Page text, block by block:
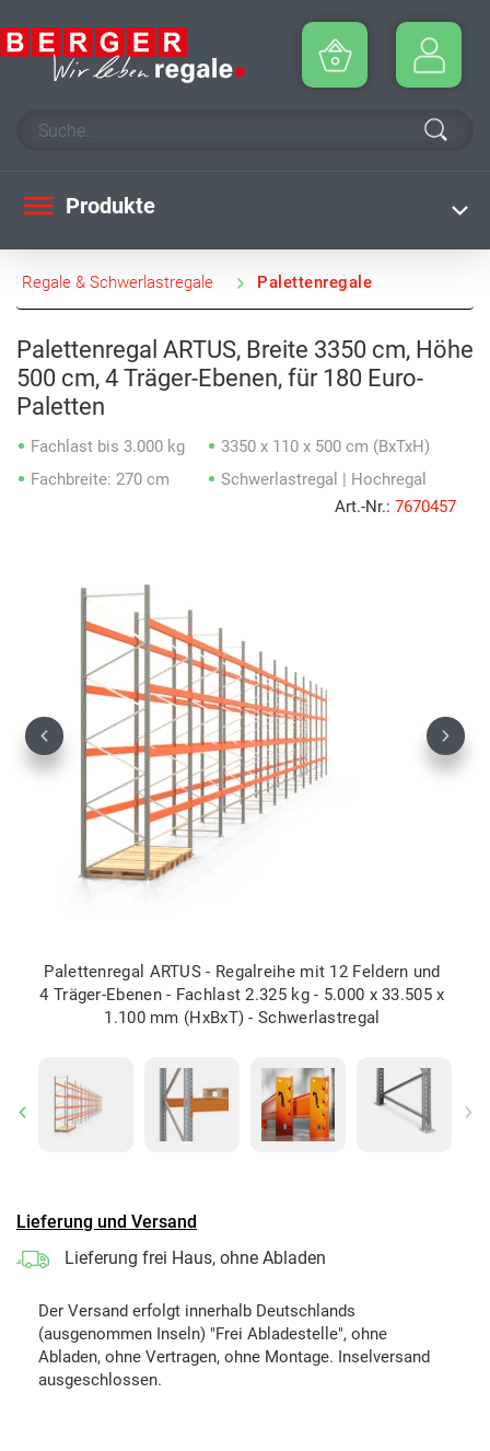
Produkte
Regale & Schwerlastregale Palettenregale
Palettenregal ARTUS, Breite 3350 cm, Höhe
500 cm, 4 Träger-Ebenen, für 180 Euro-
Paletten
Fachlast bis 3.000 kg
Fachbreite: 270 cm
3350 x 110 x 500 cm (BxTxH)
Schwerlastregal | Hochregal
Art.-Nr.: 7670457
Palettenregal ARTUS - Regalreihe mit 12 Feldern und
4 Träger-Ebenen - Fachlast 2.325 kg - 5.000 x 33.505 x
1.100 mm (HxBxT) - Schwerlastregal
Previous Next
Previous
Lieferung und Versand
Lieferung frei Haus, ohne Abladen
Der Versand erfolgt innerhalb Deutschlands
(ausgenommen Inseln) "Frei Abladestelle", ohne
Abladen, ohne Vertragen, ohne Montage. Inselversand
ausgeschlossen.